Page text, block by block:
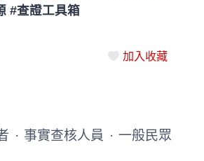
#查證工具箱
加入收藏
· 事實查核人員 · 一般民眾